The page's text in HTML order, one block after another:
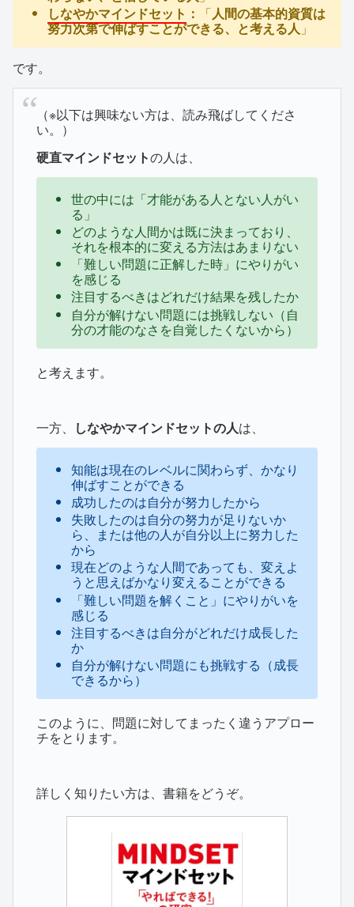
しなやかマインドセット ： 「人間の基本的資質は
努力次第で伸ばすことができる、と考える人 」
です。
（※以下は興味ない方は、読み飛ばしてくださ
い。）
硬直マインドセットの人は、
世の中には「才能がある人とない人がい
る」
どのような人間かは既に決まっており、
それを根本的に変える方法はあまりない
「難しい問題に正解した時」にやりがい
を感じる
注目するべきはどれだけ結果を残したか
自分が解けない問題には挑戦しない（自
分の才能のなさを自覚したくないから）
と考えます。
一方、 しなやかマインドセットの人は、
知能は現在のレベルに関わらず、かなり
伸ばすことができる
成功したのは自分が努力したから
失敗したのは自分の努力が足りないか
ら、または他の人が自分以上に努力した
から
現在どのような人間であっても、変えよ
うと思えばかなり変えることができる
「難しい問題を解くこと」にやりがいを
感じる
注目するべきは自分がどれだけ成長した
か
自分が解けない問題にも挑戦する（成長
できるから）
このように、問題に対してまったく違うアプロー
チをとります。
詳しく知りたい方は、書籍をどうぞ。